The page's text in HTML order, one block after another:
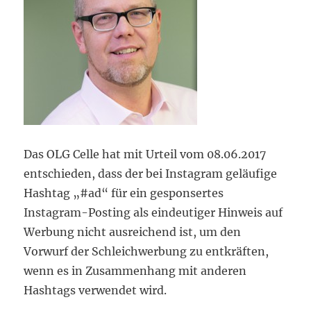
Das OLG Celle hat mit Urteil vom 08.06.2017
entschieden, dass der bei Instagram geläufige
Hashtag „#ad“ für ein gesponsertes
Instagram-Posting als eindeutiger Hinweis auf
Werbung nicht ausreichend ist, um den
Vorwurf der Schleichwerbung zu entkräften,
wenn es in Zusammenhang mit anderen
Hashtags verwendet wird.